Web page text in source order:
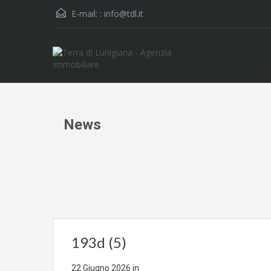
E-mail: : info@tdl.it
News
193d (5)
22 Giugno 2026 in